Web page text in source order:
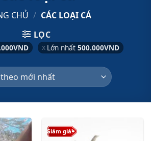
CHỦ / CÁC LOẠI CÁ
LỌC
VND Lớn nhất 500.000VND
Giảm giá!